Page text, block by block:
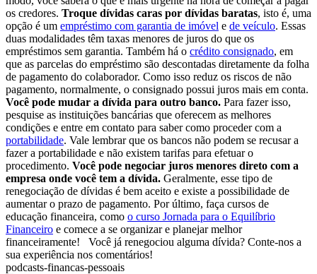
os credores. Troque dívidas caras por dívidas baratas, isto é, uma
opção é um empréstimo com garantia de imóvel e de veículo. Essas
duas modalidades têm taxas menores de juros do que os
empréstimos sem garantia. Também há o crédito consignado, em
que as parcelas do empréstimo são descontadas diretamente da folha
de pagamento do colaborador. Como isso reduz os riscos de não
pagamento, normalmente, o consignado possui juros mais em conta.
Você pode mudar a dívida para outro banco. Para fazer isso,
pesquise as instituições bancárias que oferecem as melhores
condições e entre em contato para saber como proceder com a
portabilidade. Vale lembrar que os bancos não podem se recusar a
fazer a portabilidade e não existem tarifas para efetuar o
procedimento. Você pode negociar juros menores direto com a
empresa onde você tem a dívida. Geralmente, esse tipo de
renegociação de dívidas é bem aceito e existe a possibilidade de
aumentar o prazo de pagamento. Por último, faça cursos de
educação financeira, como o curso Jornada para o Equilíbrio
Financeiro e comece a se organizar e planejar melhor
financeiramente! Você já renegociou alguma dívida? Conte-nos a
sua experiência nos comentários!
podcasts-financas-pessoais